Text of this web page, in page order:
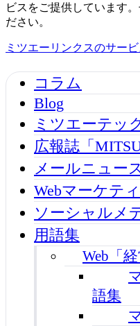
ビスをご提供しています
ださい。
ミツエーリンクスのサー
コラム
Blog
ミツエーテッ
広報誌「
メールニュー
Webマーケテ
ソーシャルメ
用語集
Web「
語集